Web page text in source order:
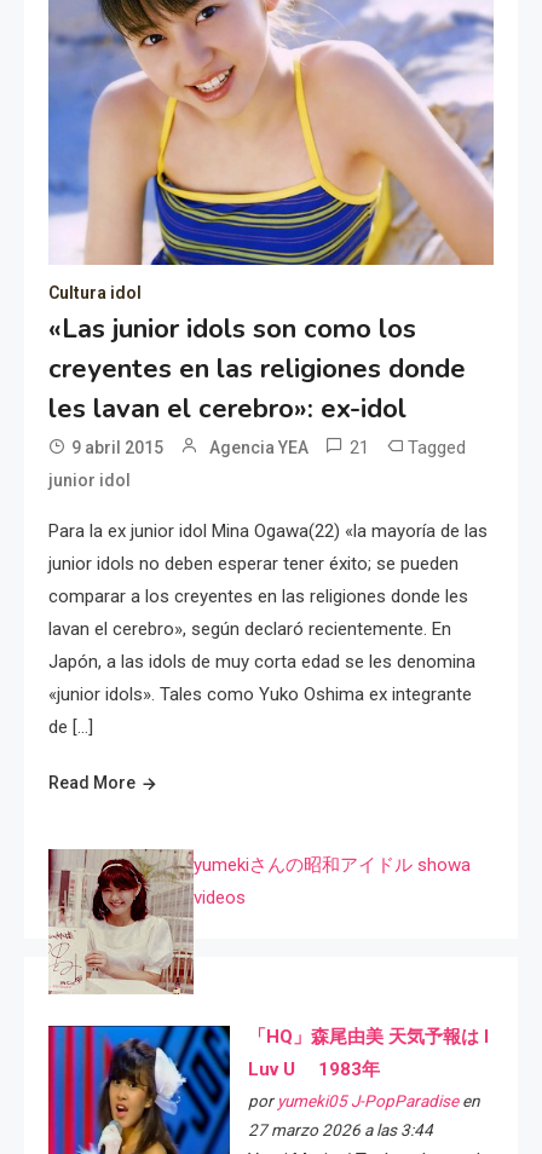
Cultura idol
«Las junior idols son como los
creyentes en las religiones donde
les lavan el cerebro»: ex-idol
9 abril 2015 Agencia YEA 21 Tagged
junior idol
Para la ex junior idol Mina Ogawa(22) «la mayoría de las
junior idols no deben esperar tener éxito; se pueden
comparar a los creyentes en las religiones donde les
lavan el cerebro», según declaró recientemente. En
Japón, a las idols de muy corta edad se les denomina
«junior idols». Tales como Yuko Oshima ex integrante
de […]
Read More
yumekiさんの昭和アイドル showa
videos
「HQ」森尾由美 天気予報は I
Luv U 1983年
por yumeki05 J-PopParadiseen
27 marzo 2026 a las 3:44